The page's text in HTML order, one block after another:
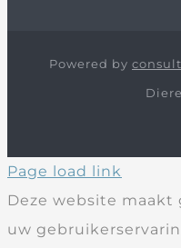
Powered by
Page load link
Deze website maakt
uw